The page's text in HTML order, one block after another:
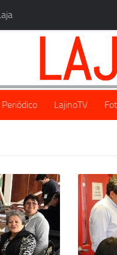
Periódico LajinoTV